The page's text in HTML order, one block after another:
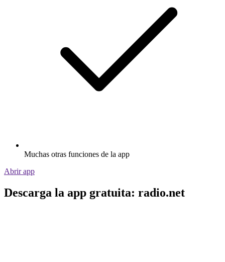
Muchas otras funciones de la app
Abrir app
Descarga la app gratuita: radio.net